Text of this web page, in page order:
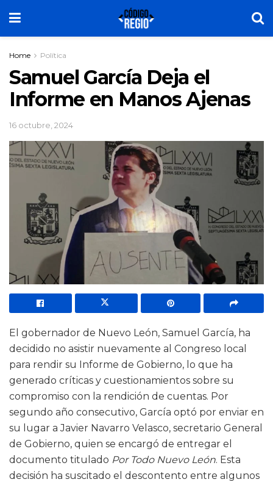
Home Política
Samuel García Deja el
Informe en Manos Ajenas
16 octubre, 2024
El gobernador de Nuevo León, Samuel García, ha
decidido no asistir nuevamente al Congreso local
para rendir su Informe de Gobierno, lo que ha
generado críticas y cuestionamientos sobre su
compromiso con la rendición de cuentas. Por
segundo año consecutivo, García optó por enviar en
su lugar a Javier Navarro Velasco, secretario General
de Gobierno, quien se encargó de entregar el
documento titulado Por Todo Nuevo León. Esta
decisión ha suscitado el descontento entre algunos